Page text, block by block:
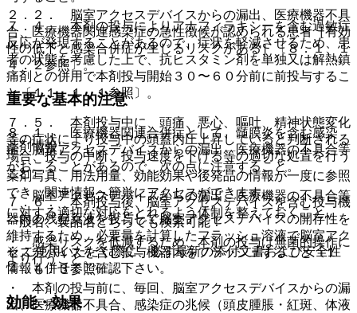
２．２． 脳室アクセスデバイスからの漏出、医療機器不具
合、医療機器関連感染症の急性徴候が認められる患者［有効
性の低下と感染合併症が生じるリスクがある］〔８．１、１
４．２参照〕。
重要な基本的注意
８．１． 医療機器関連合併症として、髄膜炎を含む感染
症、脳室アクセスデバイスからの漏出、医療機器の不具合等
がおこることがあるので、次の点に注意すること。
・ 脳室アクセスデバイスからの漏出、医療機器の不具合等
に対する適切な対応をとれるよう体制を整えておくこと。
・ 感染リスクを低減するため、本剤の投与は無菌的操作に
より行うこと。
・ 本剤の投与前に、毎回、脳室アクセスデバイスからの漏
出、医療機器不具合、感染症の兆候（頭皮腫脹・紅斑、体液
７．４． 本剤の投与によりアナフィラキシーを含む過敏症
反応が発現することがあるので、症状を軽減させるため、患
者の状態を考慮した上で、抗ヒスタミン剤を単独又は解熱鎮
痛剤との併用で本剤投与開始３０〜６０分前に前投与するこ
と〔１１．１．１参照〕。
７．５． 本剤投与中に、頭痛、悪心、嘔吐、精神状態変化
等の症状により投与中の頭蓋内圧上昇していると判断される
場合、投与の中断、投与速度を下げる等の適切な処置を行う
こと。
７．６． 本剤投与後、脳室アクセスデバイスを含む投与機
器内の残存薬液を投与して脳室アクセスデバイスの開存性を
維持するため、必要量を計算したフラッシュ溶液で脳室アク
セスデバイスを含む投与機器内をフラッシュすること〔１
４．４．３参照〕。
効能・効果
薬剤情報
薬剤写真、用法用量、効能効果や後発品の情報が一度に参照
でき、関連情報へ簡単にアクセスができます。
一般名、製品名どちらでも検索可能！
※ ご使用いただく際に、必ず最新の添付文書および安全性
情報も併せてご確認下さい。